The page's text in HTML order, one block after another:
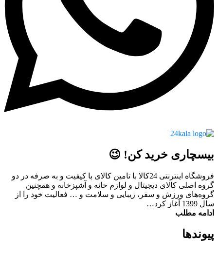
بیسچاری خرید کن! 😉
فروشگاه اینترنتی 24کالا با تامین کالای با کیفیت و به صرفه در دو
گروه اصلی کالای دیجیتال و لوازم خانه و آشپزخانه و همچنین
گروه‌های ورزش و سفر، زیبایی و سلامت و … فعالیت خود را از
سال 1399 آغاز کرد…
ادامه مطلب
پیوند‌ها